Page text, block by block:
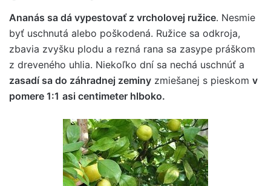
Ananás sa dá vypestovať z vrcholovej ružice. Nesmie
byť uschnutá alebo poškodená. Ružice sa odkroja,
zbavia zvyšku plodu a rezná rana sa zasype práškom
z dreveného uhlia. Niekoľko dní sa nechá uschnúť a
zasadí sa do záhradnej zeminy zmiešanej s pieskom v
pomere 1:1 asi centimeter hlboko.